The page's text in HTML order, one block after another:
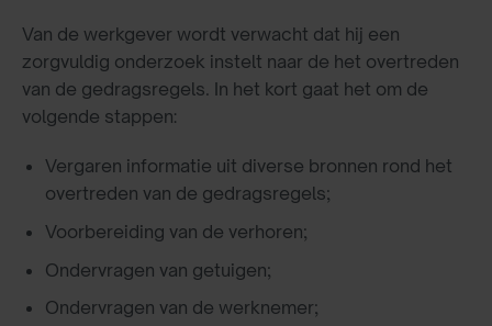
Van de werkgever wordt verwacht dat hij een
zorgvuldig onderzoek instelt naar de het overtreden
van de gedragsregels. In het kort gaat het om de
volgende stappen:
Vergaren informatie uit diverse bronnen rond het
overtreden van de gedragsregels;
Voorbereiding van de verhoren;
Ondervragen van getuigen;
Ondervragen van de werknemer;